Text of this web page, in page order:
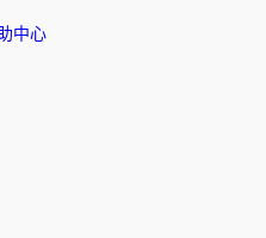
中心